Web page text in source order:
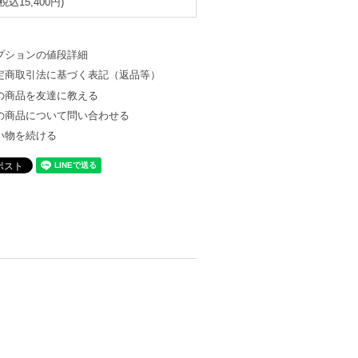
ションの値段詳細
商取引法に基づく表記（返品等）
商品を友達に教える
商品について問い合わせる
物を続ける